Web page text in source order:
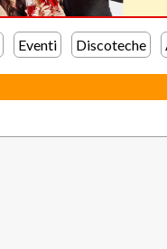
Eventi Discoteche